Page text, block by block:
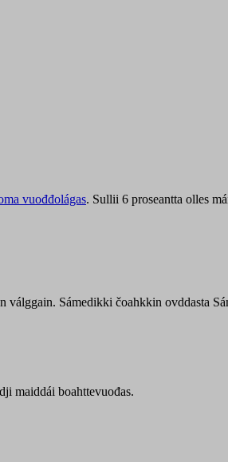
vuođđolágas. Sullii 6 proseantta olles
Sámedikki čoahkkin ovddasta
maiddái boahttevuođas.